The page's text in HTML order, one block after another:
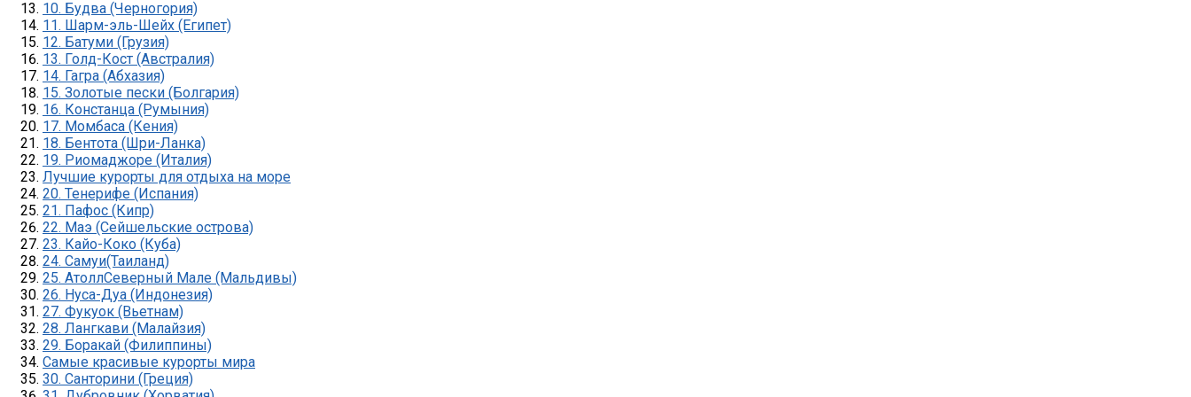
10. Будва (Черногория)
11. Шарм-эль-Шейх (Египет)
12. Батуми (Грузия)
13. Голд-Кост (Австралия)
14. Гагра (Абхазия)
15. Золотые пески (Болгария)
16. Констанца (Румыния)
17. Момбаса (Кения)
18. Бентота (Шри-Ланка)
19. Риомаджоре (Италия)
Лучшие курорты для отдыха на море
20. Тенерифе (Испания)
21. Пафос (Кипр)
22. Маэ (Сейшельские острова)
23. Кайо-Коко (Куба)
24. Самуи(Таиланд)
25. АтоллСеверный Мале (Мальдивы)
26. Нуса-Дуа (Индонезия)
27. Фукуок (Вьетнам)
28. Лангкави (Малайзия)
29. Боракай (Филиппины)
Самые красивые курорты мира
30. Санторини (Греция)